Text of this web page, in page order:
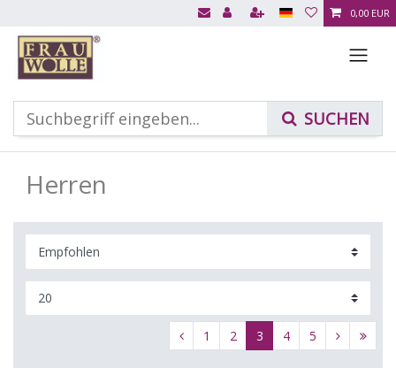
0,00 EUR
Herren
1 2 3 4 5